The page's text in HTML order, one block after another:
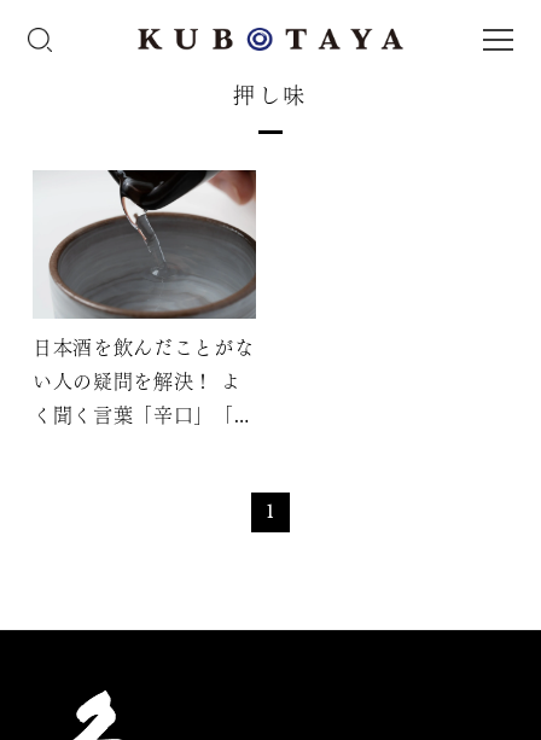
押し味
日本酒を飲んだことがな
い人の疑問を解決！ よ
く聞く言葉「辛口」「淡
1